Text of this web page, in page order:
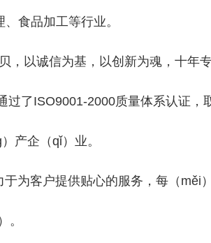
食品加工等行业。
以诚信为基，以创新为魂，十年专
过了ISO9001-2000质量体系认证
产企（qǐ）业。
客户提供贴心的服务，每（měi
。